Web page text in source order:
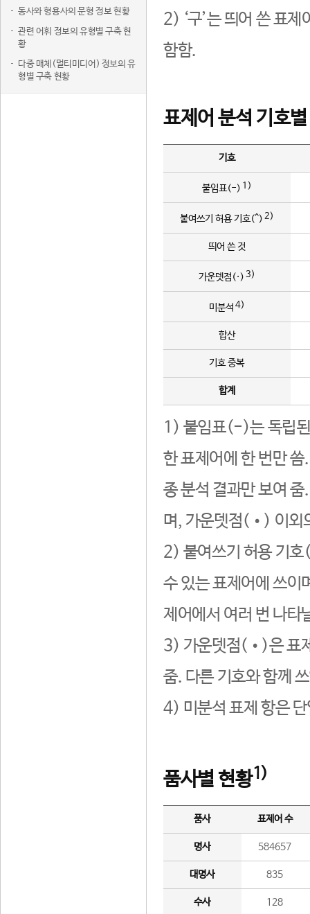
동사와 형용사의 문형 정보 현황
관련 어휘 정보의 유형별 구축 현
황
다중 매체(멀티미디어) 정보의 유
형별 구축 현황
2) ‘구’는 띄어 쓴 표
함함.
표제어 분석 기호
기호
붙임표(-) 1)
붙여쓰기 허용 기호(^) 2)
띄어 쓴 것
가운뎃점(·) 3)
미분석 4)
합산
기호 중복
합계
1) 붙임표(-)는 독립된
한 표제어에 한 번만
종 분석 결과만 보여
며, 가운뎃점(•) 이외
2) 붙여쓰기 허용 기호
수 있는 표제어에 쓰이
제어에서 여러 번 나타
3) 가운뎃점(•)은 표
줌. 다른 기호와 함께
4) 미분석 표제 항은
품사별 현황1)
품사 표제어 수
명사 584657
대명사 835
수사 128